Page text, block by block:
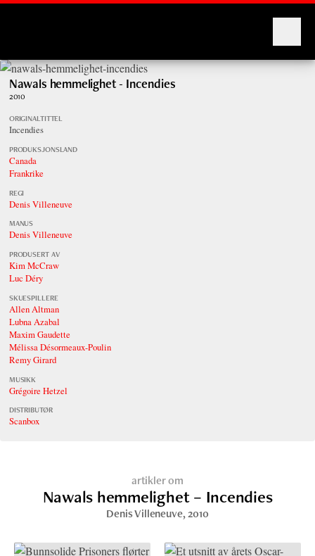
Nawals hemmelighet - Incendies
2010
ORIGINALTITTEL
Incendies
PRODUKSJONSLAND
Canada
Frankrike
REGI
Denis Villeneuve
MANUS
Denis Villeneuve
PRODUSERT AV
Kim McCraw
Luc Déry
SKUESPILLERE
Allen Altman
Lubna Azabal
Maxim Gaudette
Mélissa Désormeaux-Poulin
Remy Girard
MUSIKK
Grégoire Hetzel
DISTRIBUTØR
Scanbox
artikler om
Nawals hemmelighet – Incendies
Denis Villeneuve, 2010